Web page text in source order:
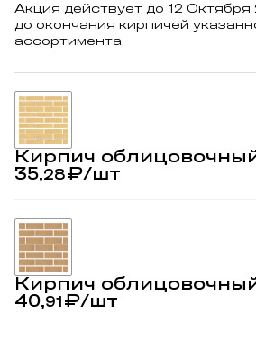
Акция действует до 12 Октября
до окончания кирпичей
ассортимента.
Кирпич
35,28₽/шт
Кирпич
40,91 ₽/шт